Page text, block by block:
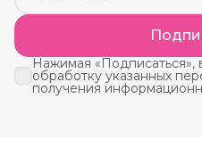
Нажимая «Подписаться»,
обработку указанных
получения